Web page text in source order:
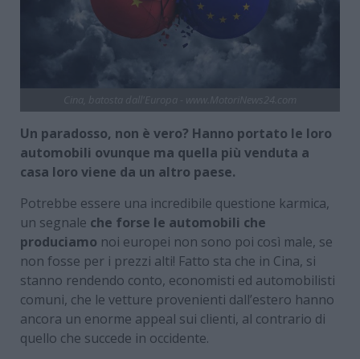
Un paradosso, non è vero? Hanno portato le loro
automobili ovunque ma quella più venduta a
casa loro viene da un altro paese.
Potrebbe essere una incredibile questione karmica,
un segnale che forse le automobili che
produciamo noi europei non sono poi così male, se
non fosse per i prezzi alti! Fatto sta che in Cina, si
stanno rendendo conto, economisti ed automobilisti
comuni, che le vetture provenienti dall’estero hanno
ancora un enorme appeal sui clienti, al contrario di
quello che succede in occidente.